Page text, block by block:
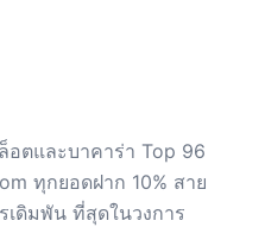
อตและบาคาร่า Top 96
ทุกยอดฝาก 10% สาย
ดิมพัน ที่สุดในวงการ